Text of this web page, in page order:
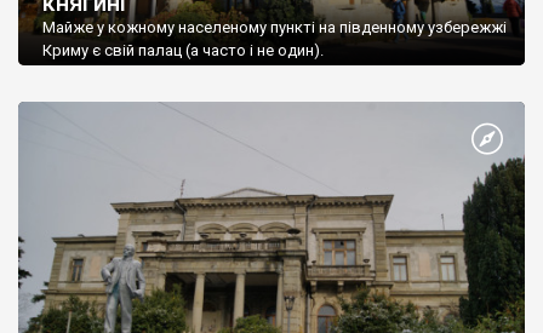
Майже у кожному населеному пункті на південному узбережжі
Криму є свій палац (а часто і не один).